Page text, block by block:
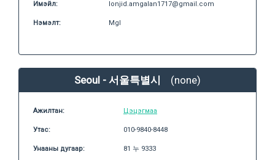
Имэйл: lonjid.amgalan1717@gmail.com
Нэмэлт: Mgl
Seoul - 서울특별시 (none)
Ажилтан: Цэцэгмаа
Утас: 010-9840-8448
Унааны дугаар: 81 누 9333